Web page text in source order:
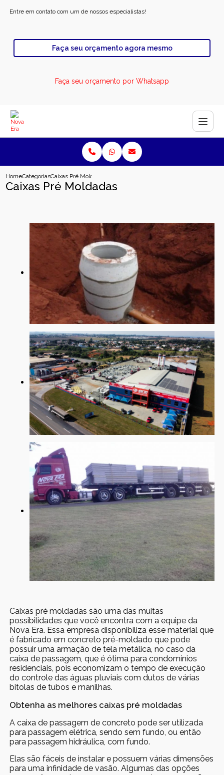
Entre em contato com um de nossos especialistas!
Faça seu orçamento agora mesmo
Faça seu orçamento por Whatsapp
HomeCategoriasCaixas Pré Moldadas
Caixas Pré Moldadas
Caixas pré moldadas são uma das muitas
possibilidades que você encontra com a equipe da
Nova Era. Essa empresa disponibiliza esse material que
é fabricado em concreto pré-moldado que pode
possuir uma armação de tela metálica, no caso da
caixa de passagem, que é ótima para condomínios
residenciais, pois economizam o tempo de execução
do controle das águas pluviais com dutos de várias
bitolas de tubos e manilhas.
Obtenha as melhores caixas pré moldadas
A caixa de passagem de concreto pode ser utilizada
para passagem elétrica, sendo sem fundo, ou então
para passagem hidráulica, com fundo.
Elas são fáceis de instalar e possuem várias dimensões
para uma infinidade de vasão. Algumas das opções